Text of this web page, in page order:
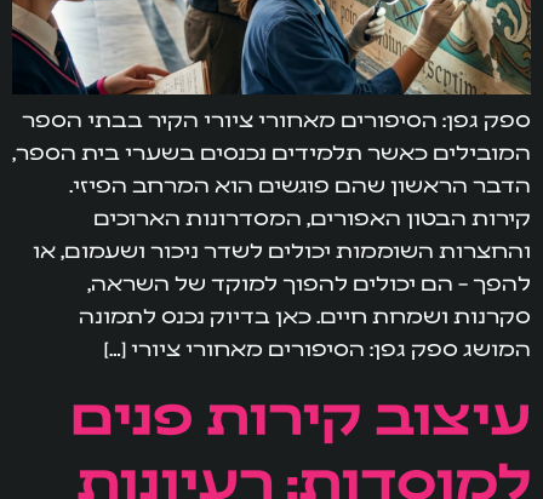
ספק גפן: הסיפורים מאחורי ציורי הקיר בבתי הספר
המובילים כאשר תלמידים נכנסים בשערי בית הספר,
הדבר הראשון שהם פוגשים הוא המרחב הפיזי.
קירות הבטון האפורים, המסדרונות הארוכים
והחצרות השוממות יכולים לשדר ניכור ושעמום, או
להפך – הם יכולים להפוך למוקד של השראה,
סקרנות ושמחת חיים. כאן בדיוק נכנס לתמונה
המושג ספק גפן: הסיפורים מאחורי ציורי […]
עיצוב קירות פנים
למוסדות: רעיונות